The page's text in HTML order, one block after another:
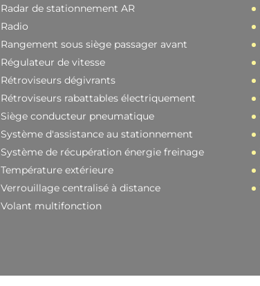
Radar de stationnement AR
Radio
Rangement sous siège passager avant
Régulateur de vitesse
Rétroviseurs dégivrants
Rétroviseurs rabattables électriquement
Siège conducteur pneumatique
Système d'assistance au stationnement
Système de récupération énergie freinage
Température extérieure
Verrouillage centralisé à distance
Volant multifonction